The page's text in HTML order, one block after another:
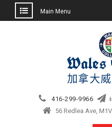
Main Menu
Wales
加拿大
416-299-9966
56 Redlea Ave,